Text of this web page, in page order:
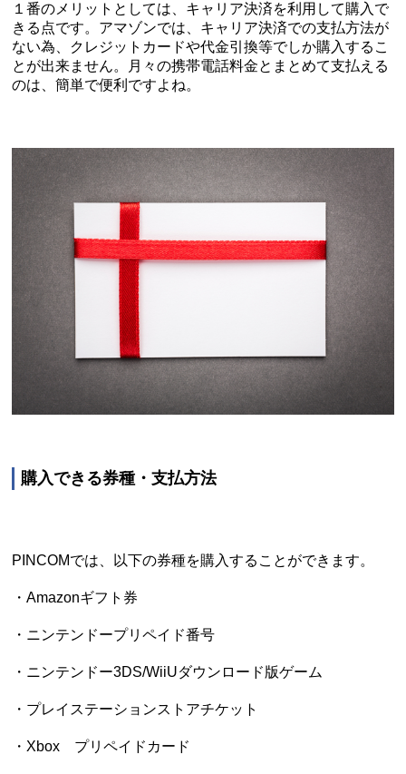
１番のメリットとしては、キャリア決済を利用して購入で
きる点です。アマゾンでは、キャリア決済での支払方法が
ない為、クレジットカードや代金引換等でしか購入するこ
とが出来ません。月々の携帯電話料金とまとめて支払える
のは、簡単で便利ですよね。
購入できる券種・支払方法
PINCOMでは、以下の券種を購入することができます。
・Amazonギフト券
・ニンテンドープリペイド番号
・ニンテンドー3DS/WiiUダウンロード版ゲーム
・プレイステーションストアチケット
・Xbox プリペイドカード